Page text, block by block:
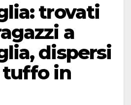
trovati
a
dispersi
tuffo in